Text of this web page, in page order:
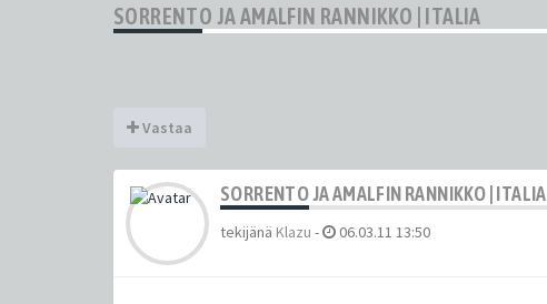
SORRENTO JA AMALFIN RANNIKKO | ITALIA
Vastaa
SORRENTO JA AMALFIN RANNIKKO | ITALIA
tekijänä Klazu - 06.03.11 13:50